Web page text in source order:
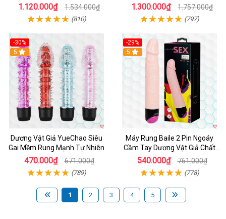
Biến Âm Thanh
1.120.000₫ 1.534.000₫
(810)
Ưu
1.300.000₫ 1.757.000₫
(797)
-30%
Hot
5
Dương Vật Giả YueChao Siêu
Gai Mềm Rung Mạnh Tự Nhiên
470.000₫ 671.000₫
(789)
-29%
Hot
5
Máy Rung Baile 2 Pin Ngoáy
Cầm Tay Dương Vật Giả Chất
Lượng
540.000₫ 761.000₫
(778)
1 2 3 4 5